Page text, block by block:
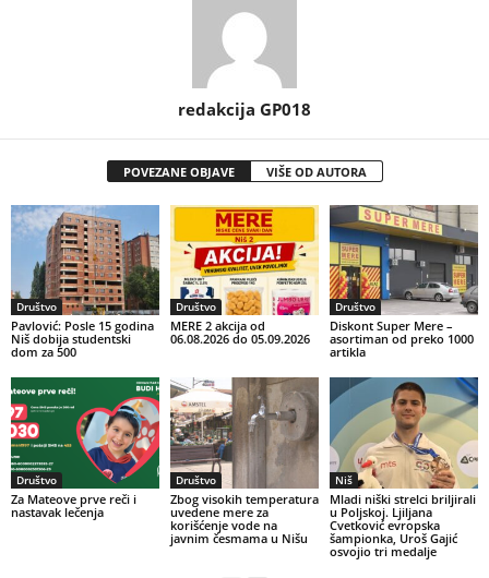
redakcija GP018
POVEZANE OBJAVE VIŠE OD AUTORA
Društvo
Pavlović: Posle 15 godina
Niš dobija studentski
dom za 500
Društvo
MERE 2 akcija od
06.08.2026 do 05.09.2026
Društvo
Diskont Super Mere –
asortiman od preko 1000
artikla
Društvo
Za Mateove prve reči i
nastavak lečenja
Društvo
Zbog visokih temperatura
uvedene mere za
korišćenje vode na
javnim česmama u Nišu
Niš
Mladi niški strelci briljirali
u Poljskoj. Ljiljana
Cvetković evropska
šampionka, Uroš Gajić
osvojio tri medalje